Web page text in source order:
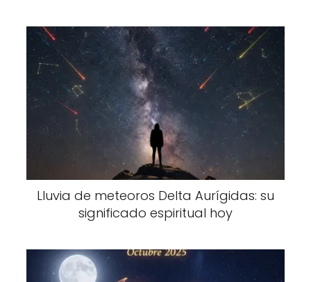
Lluvia de meteoros Delta Aurígidas: su
significado espiritual hoy